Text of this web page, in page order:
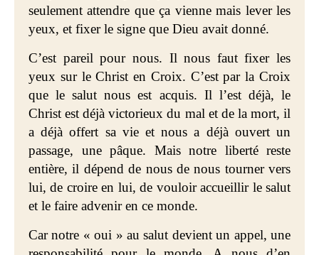
seulement attendre que ça vienne mais lever les
yeux, et fixer le signe que Dieu avait donné.
C’est pareil pour nous. Il nous faut fixer les
yeux sur le Christ en Croix. C’est par la Croix
que le salut nous est acquis. Il l’est déjà, le
Christ est déjà victorieux du mal et de la mort, il
a déjà offert sa vie et nous a déjà ouvert un
passage, une pâque. Mais notre liberté reste
entière, il dépend de nous de nous tourner vers
lui, de croire en lui, de vouloir accueillir le salut
et le faire advenir en ce monde.
Car notre « oui » au salut devient un appel, une